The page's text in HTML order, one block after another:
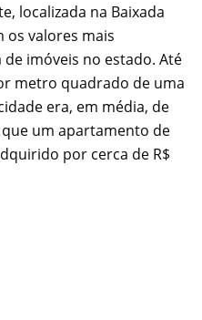
localizada na Baixada
os valores mais
imóveis no estado. Até
metro quadrado de uma
era, em média, de
que um apartamento de
por cerca de R$